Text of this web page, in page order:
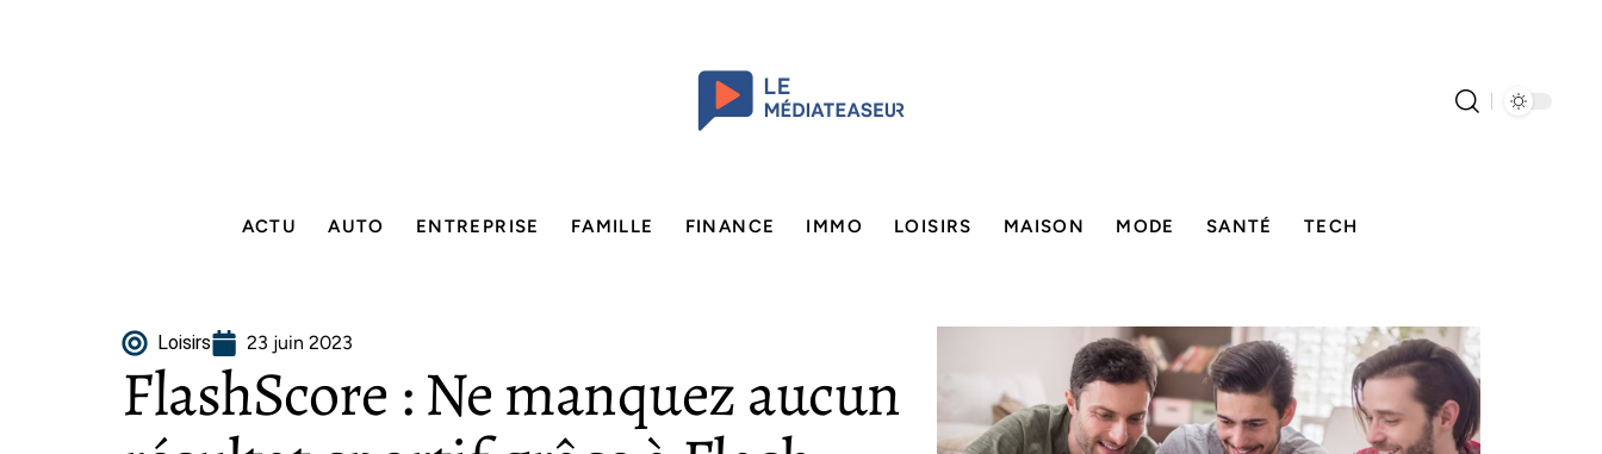
ACTU AUTO ENTREPRISE FAMILLE FINANCE IMMO LOISIRS MAISON MODE SANTÉ TECH
Loisirs 23 juin 2023
FlashScore : Ne manquez aucun